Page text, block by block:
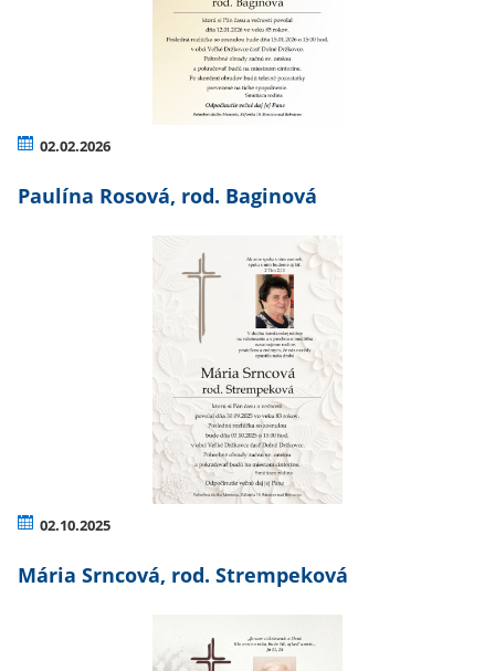
02.02.2026
Paulína Rosová, rod. Baginová
02.10.2025
Mária Srncová, rod. Strempeková